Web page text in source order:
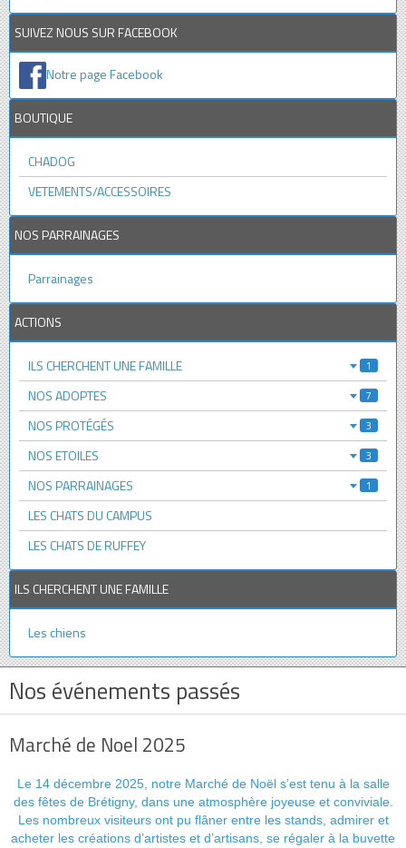
Nos événements passés
Marché de Noel 2025
Le 14 décembre 2025, notre Marché de Noël s’est tenu à la salle
des fêtes de Brétigny, dans une atmosphère joyeuse et conviviale.
Les nombreux visiteurs ont pu flâner entre les stands, admirer et
acheter les créations d’artistes et d’artisans, se régaler à la buvette
SUIVEZ NOUS SUR FACEBOOK
Notre page Facebook
BOUTIQUE
CHADOG
VETEMENTS/ACCESSOIRES
NOS PARRAINAGES
Parrainages
ACTIONS
ILS CHERCHENT UNE FAMILLE 1
NOS ADOPTES 7
NOS PROTÉGÉS 3
NOS ETOILES 3
NOS PARRAINAGES 1
LES CHATS DU CAMPUS
LES CHATS DE RUFFEY
ILS CHERCHENT UNE FAMILLE
Les chiens